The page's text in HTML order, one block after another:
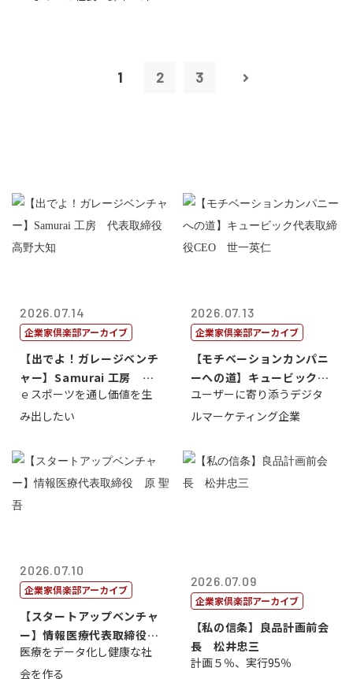
1 2 3
2026.07.14
企業家倶楽部アーカイブ
【出でよ！ガレージベンチ
ャー】Samurai 工房 代
表取締...
ｅスポーツを通し価値を生
み出したい
2026.07.13
企業家倶楽部アーカイブ
【モチベーションカンパニ
ーへの道】キュービック代
表取締役CE...
ユーザーに寄り添うデジタ
ルマーケティング企業
2026.07.10
企業家倶楽部アーカイブ
【スタートアップベンチャ
ー】情報医療代表取締役
原 聖吾
医療をデータ化し健康な社
会を作る
2026.07.09
企業家倶楽部アーカイブ
【私の信条】良品計画前会
長 松井忠三
計画５％、実行95％